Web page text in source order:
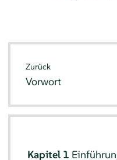
Zurück
Vorwort
Kapitel 1